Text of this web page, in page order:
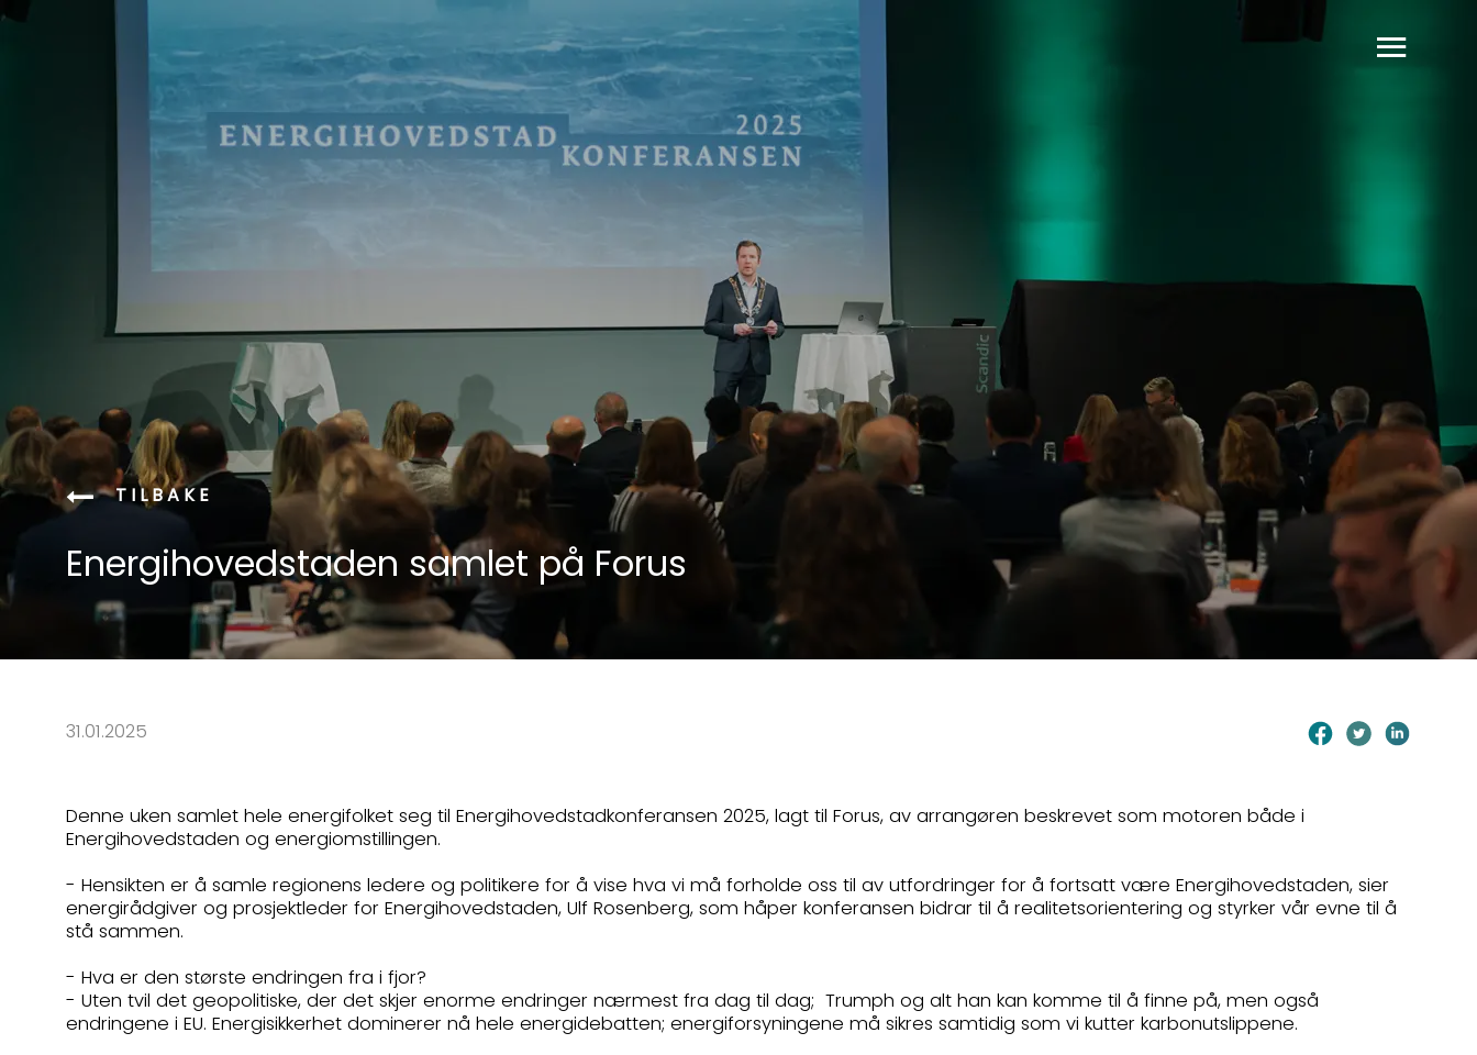
TILBAKE
Energihovedstaden samlet på Forus
31.01.2025
Denne uken samlet hele energifolket seg til Energihovedstadkonferansen 2025, lagt til Forus, av arrangøren beskrevet som motoren både i
Energihovedstaden og energiomstillingen.
- Hensikten er å samle regionens ledere og politikere for å vise hva vi må forholde oss til av utfordringer for å fortsatt være Energihovedstaden, sier
energirådgiver og prosjektleder for Energihovedstaden, Ulf Rosenberg, som håper konferansen bidrar til å realitetsorientering og styrker vår evne til å
stå sammen.
- Hva er den største endringen fra i fjor?
- Uten tvil det geopolitiske, der det skjer enorme endringer nærmest fra dag til dag; Trumph og alt han kan komme til å finne på, men også
endringene i EU. Energisikkerhet dominerer nå hele energidebatten; energiforsyningene må sikres samtidig som vi kutter karbonutslippene.